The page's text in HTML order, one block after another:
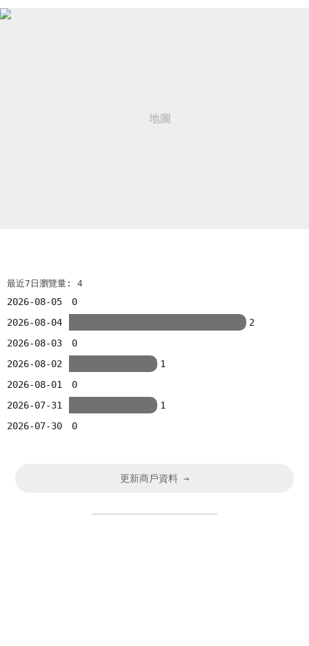
最近7日瀏覽量: 4
2026-08-05
0
2026-08-04
2
2026-08-03
0
2026-08-02
1
2026-08-01
0
2026-07-31
1
2026-07-30
0
更新商戶資料 →